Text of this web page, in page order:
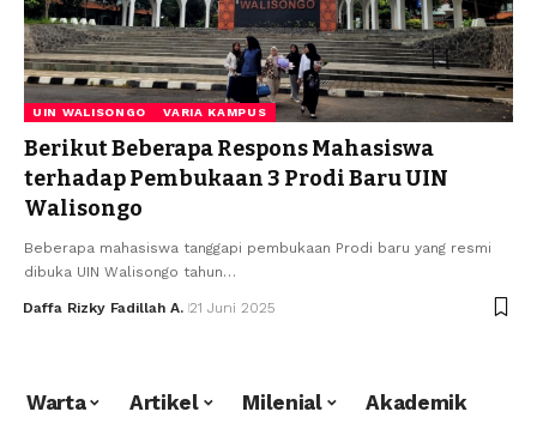
UIN WALISONGO VARIA KAMPUS
Berikut Beberapa Respons Mahasiswa
terhadap Pembukaan 3 Prodi Baru UIN
Walisongo
Beberapa mahasiswa tanggapi pembukaan Prodi baru yang resmi
dibuka UIN Walisongo tahun…
Daffa Rizky Fadillah A. 21 Juni 2025
Warta Artikel Milenial Akademik